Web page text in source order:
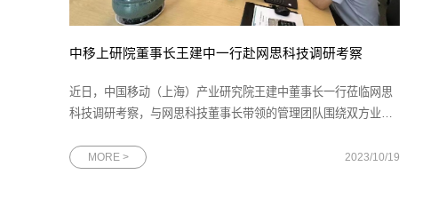
中移上研院董事长王建中一行赴网思科技调研考察
近日，中国移动（上海）产业研究院王建中董事长一行莅临网思
科技调研考察，与网思科技董事长带领的管理团队围绕双方业务
导此次调研考察，不仅进一步加强了双方的了解和信任，巩固现
MORE > 2023/10/19